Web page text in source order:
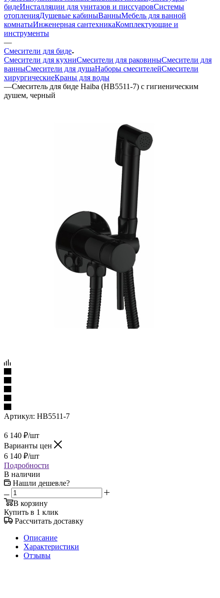
бидеИнсталляции для унитазов и писсуаровСистемы
отопленияДушевые кабиныВанныМебель для ванной
комнатыИнженерная сантехникаКомплектующие и
инструменты
—
Смесители для биде
Смесители для кухниСмесители для раковиныСмесители для
ванныСмесители для душаНаборы смесителейСмесители
хирургическиеКраны для воды
—Смеситель для биде Haiba (HB5511-7) с гигиеническим
душем, черный
Артикул: HB5511-7
6 140 ₽/шт
Варианты цен
6 140 ₽/шт
Подробности
В наличии
Нашли дешевле?
В корзину
Купить в 1 клик
Рассчитать доставку
Описание
Характеристики
Отзывы